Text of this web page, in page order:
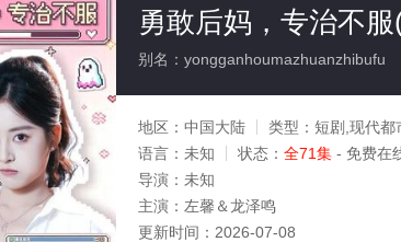
勇敢后妈，专治不
别名：yongganhoumazhuanzhibufu
地区： 中国大陆 类型： 短剧,现代都
语言： 未知 状态： 全71集 - 免费在
导演： 未知
主演： 左馨＆龙泽鸣
更新时间： 2026-07-08